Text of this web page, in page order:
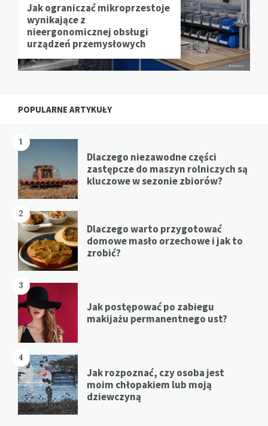
Jak ograniczać mikroprzestoje
wynikające z
nieergonomicznej obsługi
urządzeń przemysłowych
POPULARNE ARTYKUŁY
1
Dlaczego niezawodne części
zastępcze do maszyn rolniczych są
kluczowe w sezonie zbiorów?
2
Dlaczego warto przygotować
domowe masło orzechowe i jak to
zrobić?
3
Jak postępować po zabiegu
makijażu permanentnego ust?
4
Jak rozpoznać, czy osoba jest
moim chłopakiem lub moją
dziewczyną